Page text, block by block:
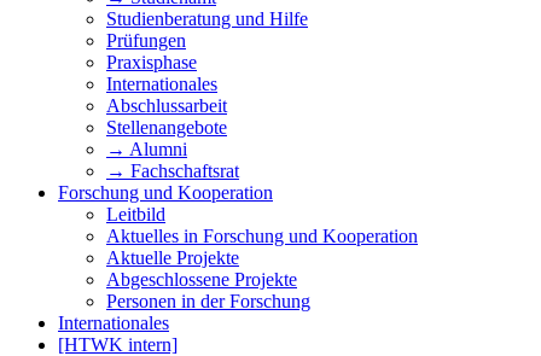
Studienberatung und Hilfe
Prüfungen
Praxisphase
Internationales
Abschlussarbeit
Stellenangebote
→ Alumni
→ Fachschaftsrat
Forschung und Kooperation
Leitbild
Aktuelles in Forschung und Kooperation
Aktuelle Projekte
Abgeschlossene Projekte
Personen in der Forschung
Internationales
[HTWK intern]